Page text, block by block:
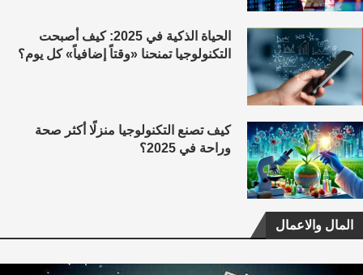
الحياة الذكية في 2025: كيف أصبحت
التكنولوجيا تمنحنا «وقتاً إضافياً» كل يوم؟
كيف تصنع التكنولوجيا منزلًا أكثر صحة
وراحة في 2025؟
المال والاعمال